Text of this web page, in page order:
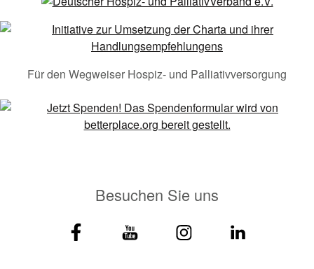
Für den Wegweiser Hospiz- und Palliativversorgung
Besuchen Sie uns